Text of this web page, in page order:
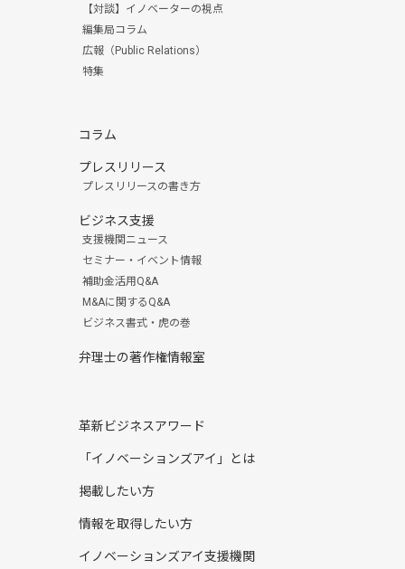
【対談】イノベーターの視点
編集局コラム
広報（Public Relations）
特集
コラム
プレスリリース
プレスリリースの書き方
ビジネス支援
支援機関ニュース
セミナー・イベント情報
補助金活用Q&A
M&Aに関するQ&A
ビジネス書式・虎の巻
弁理士の著作権情報室
革新ビジネスアワード
「イノベーションズアイ」とは
掲載したい方
情報を取得したい方
イノベーションズアイ支援機関